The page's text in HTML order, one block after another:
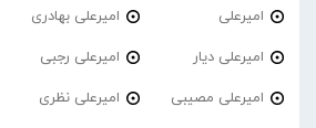
امیرعلی امیرعلی بهادری
امیرعلی دیار امیرعلی رجبی
امیرعلی مصیبی امیرعلی نظری